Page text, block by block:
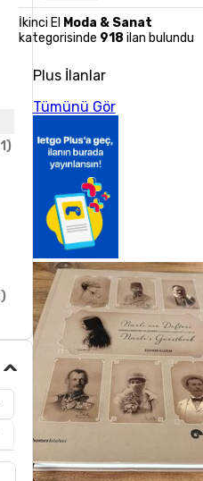
)
)
İkinci El Moda & Sanat
kategorisinde 918 ilan bulundu
Plus İlanlar
Tümünü Gör